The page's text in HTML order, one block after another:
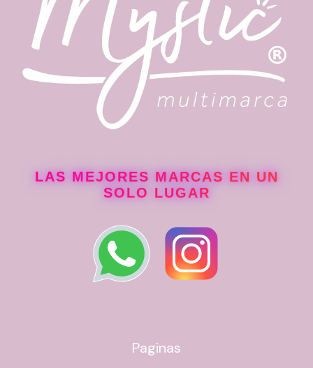
producto
LAS MEJORES MARCAS EN UN
SOLO LUGAR
Paginas